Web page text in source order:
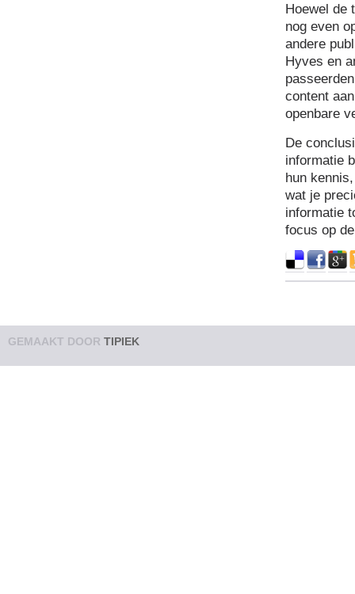
Hoewel de
nog even
andere
Hyves en
content
openbare
De
informatie
hun
wat je
informatie
focus op
GEMAAKT DOOR TIPIEK